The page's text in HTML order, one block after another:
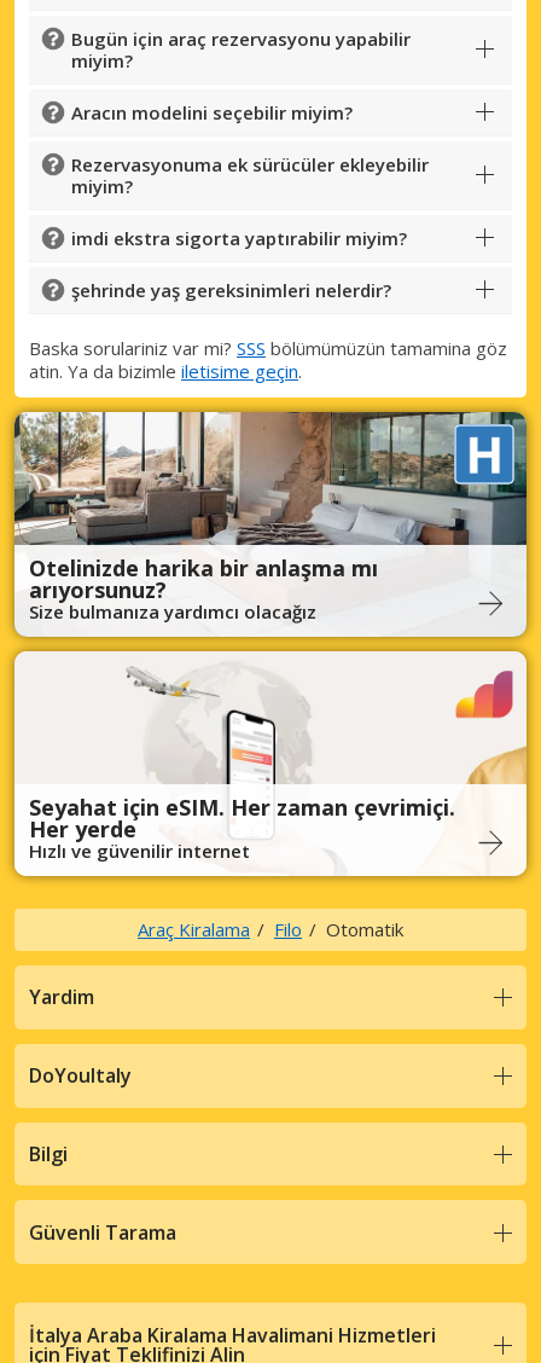
Bugün için araç rezervasyonu yapabilir
miyim?
Aracın modelini seçebilir miyim?
Rezervasyonuma ek sürücüler ekleyebilir
miyim?
imdi ekstra sigorta yaptırabilir miyim?
şehrinde yaş gereksinimleri nelerdir?
Baska sorulariniz var mi? SSS bölümümüzün tamamina göz
atin. Ya da bizimle iletisime geçin.
Otelinizde harika bir anlaşma mı
arıyorsunuz?
Size bulmanıza yardımcı olacağız
Seyahat için eSIM. Her zaman çevrimiçi.
Her yerde
Hızlı ve güvenilir internet
Araç Kiralama Filo Otomatik
Yardim
DoYouItaly
Bilgi
Güvenli Tarama
İtalya Araba Kiralama Havalimani Hizmetleri
için Fiyat Teklifinizi Alin